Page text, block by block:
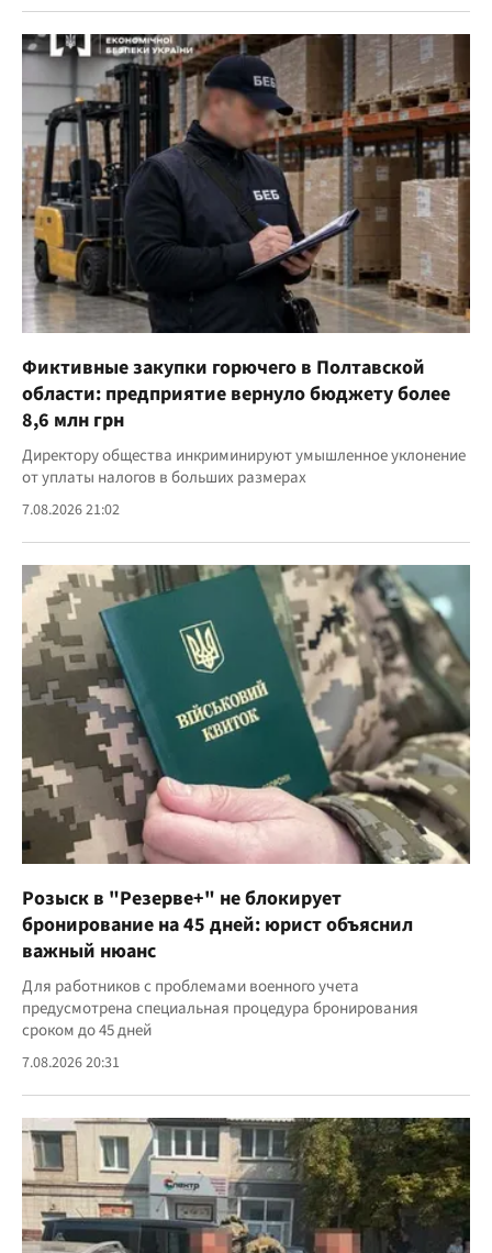
Фиктивные закупки горючего в Полтавской
области: предприятие вернуло бюджету более
8,6 млн грн
Директору общества инкриминируют умышленное уклонение
от уплаты налогов в больших размерах
7.08.2026 21:02
Розыск в "Резерве+" не блокирует
бронирование на 45 дней: юрист объяснил
важный нюанс
Для работников с проблемами военного учета
предусмотрена специальная процедура бронирования
сроком до 45 дней
7.08.2026 20:31